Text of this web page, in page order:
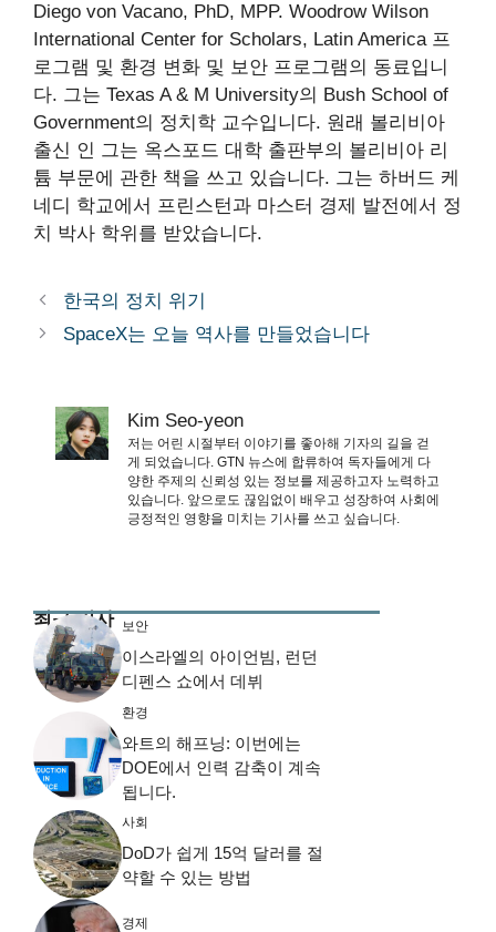
Diego von Vacano, PhD, MPP. Woodrow Wilson
International Center for Scholars, Latin America 프
로그램 및 환경 변화 및 보안 프로그램의 동료입니
다. 그는 Texas A & M University의 Bush School of
Government의 정치학 교수입니다. 원래 볼리비아
출신 인 그는 옥스포드 대학 출판부의 볼리비아 리
튬 부문에 관한 책을 쓰고 있습니다. 그는 하버드 케
네디 학교에서 프린스턴과 마스터 경제 발전에서 정
치 박사 학위를 받았습니다.
한국의 정치 위기
SpaceX는 오늘 역사를 만들었습니다
Kim Seo-yeon
저는 어린 시절부터 이야기를 좋아해 기자의 길을 걷
게 되었습니다. GTN 뉴스에 합류하여 독자들에게 다
양한 주제의 신뢰성 있는 정보를 제공하고자 노력하고
있습니다. 앞으로도 끊임없이 배우고 성장하여 사회에
긍정적인 영향을 미치는 기사를 쓰고 싶습니다.
최근 기사 보안
이스라엘의 아이언빔, 런던
디펜스 쇼에서 데뷔
환경
와트의 해프닝: 이번에는
DOE에서 인력 감축이 계속
됩니다.
사회
DoD가 쉽게 15억 달러를 절
약할 수 있는 방법
경제